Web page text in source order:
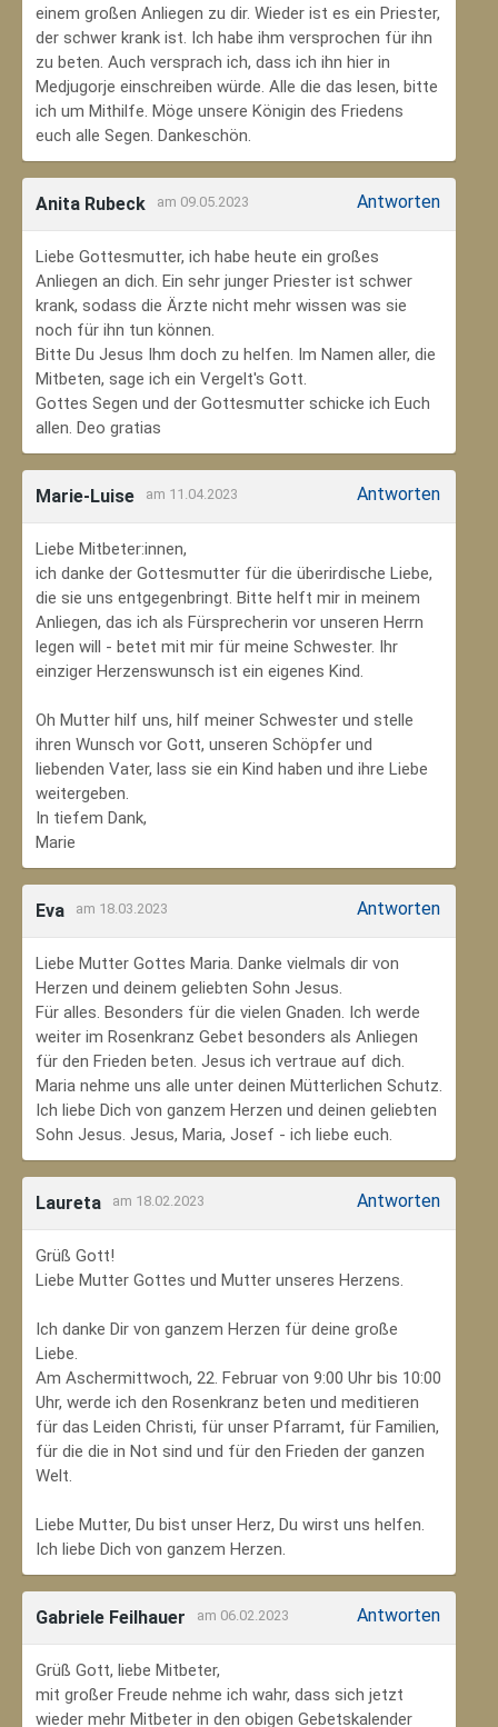
einem großen Anliegen zu dir. Wieder ist es ein Priester,
der schwer krank ist. Ich habe ihm versprochen für ihn
zu beten. Auch versprach ich, dass ich ihn hier in
Medjugorje einschreiben würde. Alle die das lesen, bitte
ich um Mithilfe. Möge unsere Königin des Friedens
euch alle Segen. Dankeschön.
Anita Rubeck am 09.05.2023 Antworten
Liebe Gottesmutter, ich habe heute ein großes
Anliegen an dich. Ein sehr junger Priester ist schwer
krank, sodass die Ärzte nicht mehr wissen was sie
noch für ihn tun können.
Bitte Du Jesus Ihm doch zu helfen. Im Namen aller, die
Mitbeten, sage ich ein Vergelt's Gott.
Gottes Segen und der Gottesmutter schicke ich Euch
allen. Deo gratias
Marie-Luise am 11.04.2023 Antworten
Liebe Mitbeter:innen,
ich danke der Gottesmutter für die überirdische Liebe,
die sie uns entgegenbringt. Bitte helft mir in meinem
Anliegen, das ich als Fürsprecherin vor unseren Herrn
legen will - betet mit mir für meine Schwester. Ihr
einziger Herzenswunsch ist ein eigenes Kind.
Oh Mutter hilf uns, hilf meiner Schwester und stelle
ihren Wunsch vor Gott, unseren Schöpfer und
liebenden Vater, lass sie ein Kind haben und ihre Liebe
weitergeben.
In tiefem Dank,
Marie
Eva am 18.03.2023 Antworten
Liebe Mutter Gottes Maria. Danke vielmals dir von
Herzen und deinem geliebten Sohn Jesus.
Für alles. Besonders für die vielen Gnaden. Ich werde
weiter im Rosenkranz Gebet besonders als Anliegen
für den Frieden beten. Jesus ich vertraue auf dich.
Maria nehme uns alle unter deinen Mütterlichen Schutz.
Ich liebe Dich von ganzem Herzen und deinen geliebten
Sohn Jesus. Jesus, Maria, Josef - ich liebe euch.
Laureta am 18.02.2023 Antworten
Grüß Gott!
Liebe Mutter Gottes und Mutter unseres Herzens.
Ich danke Dir von ganzem Herzen für deine große
Liebe.
Am Aschermittwoch, 22. Februar von 9:00 Uhr bis 10:00
Uhr, werde ich den Rosenkranz beten und meditieren
für das Leiden Christi, für unser Pfarramt, für Familien,
für die die in Not sind und für den Frieden der ganzen
Welt.
Liebe Mutter, Du bist unser Herz, Du wirst uns helfen.
Ich liebe Dich von ganzem Herzen.
Gabriele Feilhauer am 06.02.2023 Antworten
Grüß Gott, liebe Mitbeter,
mit großer Freude nehme ich wahr, dass sich jetzt
wieder mehr Mitbeter in den obigen Gebetskalender